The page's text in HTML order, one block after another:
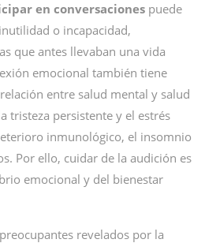
en conversaciones puede
o incapacidad,
que antes llevaban una vida
emocional también tiene
entre salud mental y salud
tristeza persistente y el estrés
inmunológico, el insomnio
Por ello, cuidar de la audición es
emocional y del bienestar
revelados por la